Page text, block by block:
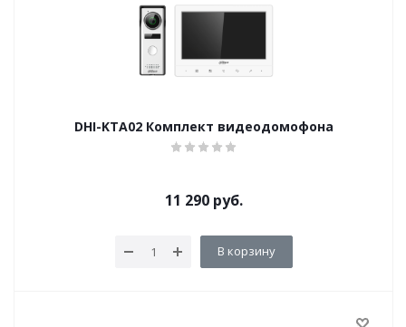
DHI-KTA02 Комплект видеодомофона
11 290 руб.
В корзину